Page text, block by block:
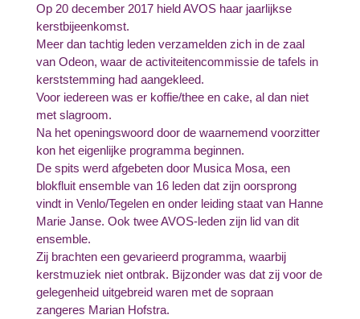
Op 20 december 2017 hield AVOS haar jaarlijkse
kerstbijeenkomst.
Meer dan tachtig leden verzamelden zich in de zaal
van Odeon, waar de activiteitencommissie de tafels in
kerststemming had aangekleed.
Voor iedereen was er koffie/thee en cake, al dan niet
met slagroom.
Na het openingswoord door de waarnemend voorzitter
kon het eigenlijke programma beginnen.
De spits werd afgebeten door Musica Mosa, een
blokfluit ensemble van 16 leden dat zijn oorsprong
vindt in Venlo/Tegelen en onder leiding staat van Hanne
Marie Janse. Ook twee AVOS-leden zijn lid van dit
ensemble.
Zij brachten een gevarieerd programma, waarbij
kerstmuziek niet ontbrak. Bijzonder was dat zij voor de
gelegenheid uitgebreid waren met de sopraan
zangeres Marian Hofstra.